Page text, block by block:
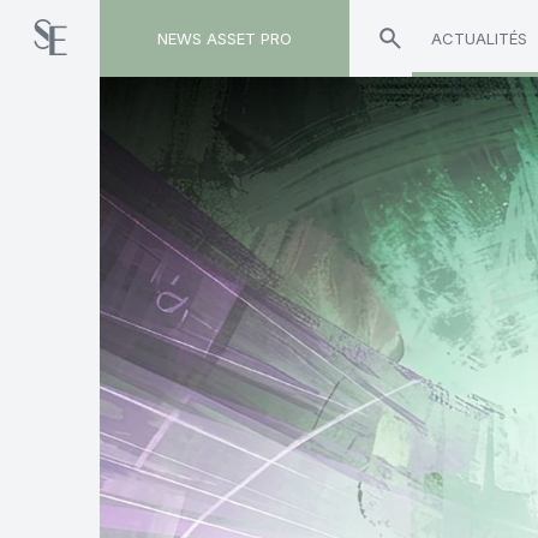
NEWS ASSET PRO ACTUALITÉS
Toute l'actualité sur le tag "Af2i"